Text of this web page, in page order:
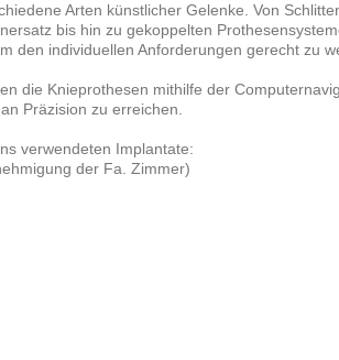
Arten künstlicher Gelenke. Von
bis hin zu gekoppelten
den individuellen Anforderungen gerecht zu
die Knieprothesen mithilfe der
Präzision zu erreichen.
verwendeten Implantate:
der Fa. Zimmer)